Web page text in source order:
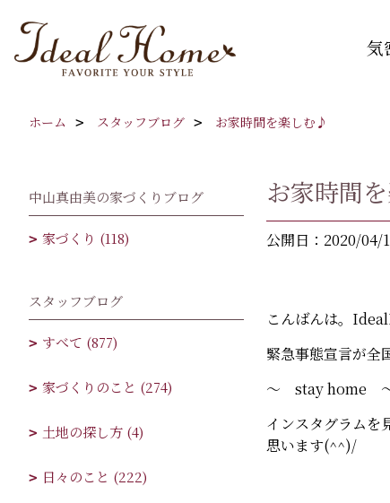
気
ホーム スタッフブログ お家時間を楽しむ♪
お家時間
公開日：2020/04/
こんばんは。
緊急事態宣言が全
～ stay home ～
インスタグラムを
思います(^^)/
中山真由美の家づくりブログ
家づくり (118)
スタッフブログ
すべて (877)
家づくりのこと (274)
土地の探し方 (4)
日々のこと (222)